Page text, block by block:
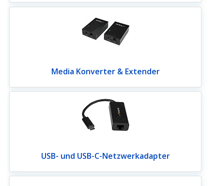
Media Konverter & Extender
USB- und USB-C-Netzwerkadapter